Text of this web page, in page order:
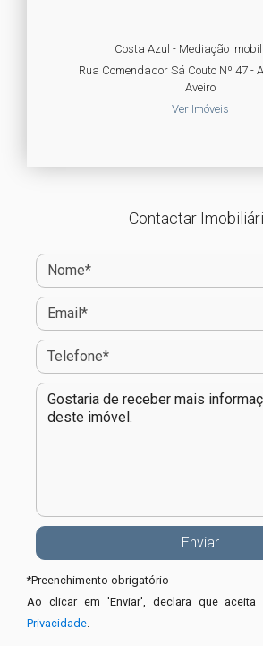
Costa Azul - Mediação
Rua Comendador Sá Couto Nº 47 -
Aveiro
Ver Imóveis
Contactar
*Preenchimento obrigatório
Ao clicar em 'Enviar', declara que
Privacidade